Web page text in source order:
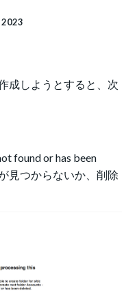
2023
成しようとすると、次
found or has been
見つからないか、削除